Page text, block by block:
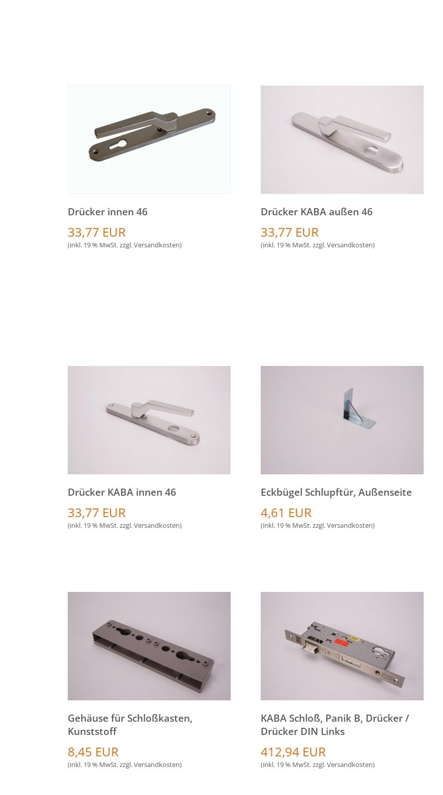
Drücker innen 46
33,77 EUR
(inkl. 19 % MwSt. zzgl.Versandkosten)
Drücker KABA außen 46
33,77 EUR
(inkl. 19 % MwSt. zzgl.Versandkosten)
Drücker KABA innen 46
33,77 EUR
(inkl. 19 % MwSt. zzgl.Versandkosten)
Eckbügel Schlupftür, Außenseite
4,61 EUR
(inkl. 19 % MwSt. zzgl.Versandkosten)
Gehäuse für Schloßkasten,
Kunststoff
8,45 EUR
(inkl. 19 % MwSt. zzgl.Versandkosten)
KABA Schloß, Panik B, Drücker /
Drücker DIN Links
412,94 EUR
(inkl. 19 % MwSt. zzgl.Versandkosten)